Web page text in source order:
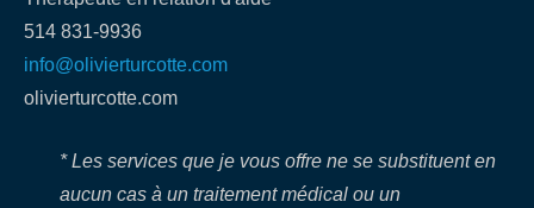
514 831-9936
info@olivierturcotte.com
olivierturcotte.com
* Les services que je vous offre ne se substituent en
aucun cas à un traitement médical ou un